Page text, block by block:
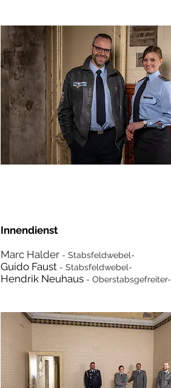
Innendienst
Marc Halder - Stabsfeldwebel-
Guido Faust - Stabsfeldwebel-
Hendrik Neuhaus - Oberstabsgefreiter-